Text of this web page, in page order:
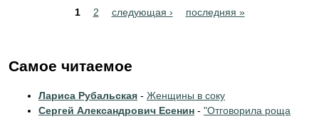
1 2 следующая › последняя »
Самое читаемое
Лариса Рубальская - Женщины в соку
Сергей Александрович Есенин - "Отговорила роща